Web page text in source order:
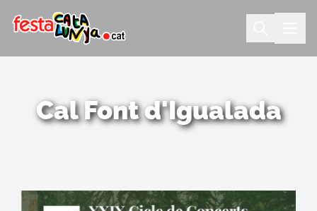
Cal Font d'Igualada